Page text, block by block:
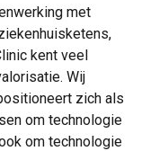
met
kent veel
Wij
zich als
om technologie
om technologie